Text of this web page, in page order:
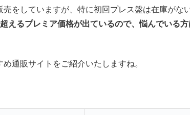
売をしていますが、特に初回プレス盤は在庫がな
えるプレミア価格が出ているので、悩んでいる
め通販サイトをご紹介いたしますね。